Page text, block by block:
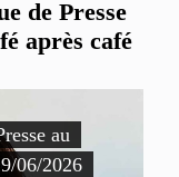
de Presse
après café
au
06/2026